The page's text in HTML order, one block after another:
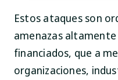
Estos ataques son
amenazas
financiados, que a
organizaciones,